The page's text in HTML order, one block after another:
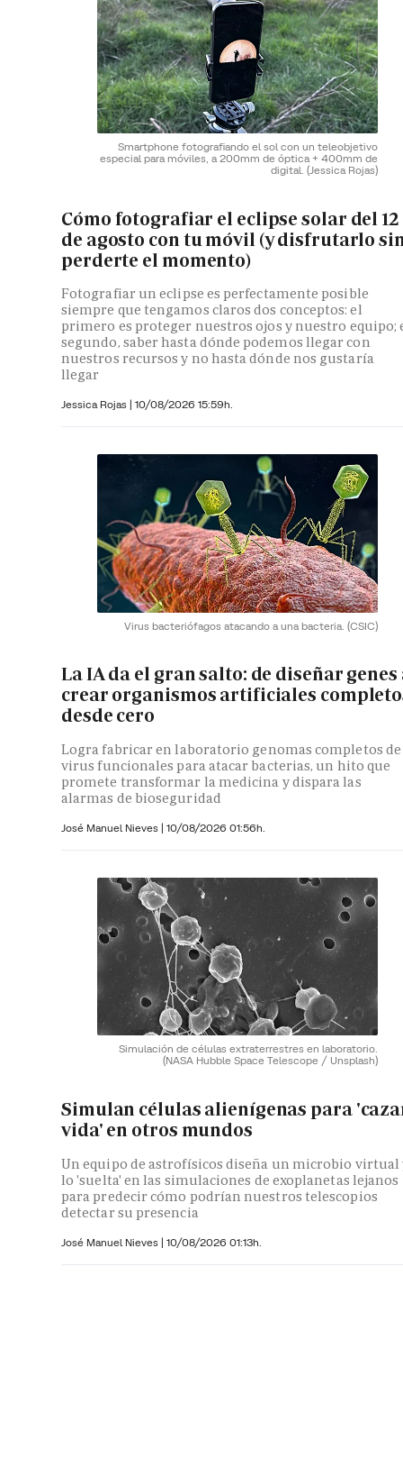
Smartphone fotografiando el sol con un teleobjetivo
especial para móviles, a 200mm de óptica + 400mm de
digital. (Jessica Rojas)
Cómo fotografiar el eclipse solar del 12
de agosto con tu móvil (y disfrutarlo
perderte el momento)
Fotografiar un eclipse es perfectamente posible
siempre que tengamos claros dos conceptos: el
primero es proteger nuestros ojos y nuestro equipo;
segundo, saber hasta dónde podemos llegar con
nuestros recursos y no hasta dónde nos gustaría
llegar
Jessica Rojas | 10/08/2026 15:59h.
Virus bacteriófagos atacando a una bacteria. (CSIC)
La IA da el gran salto: de diseñar genes
crear organismos artificiales
desde cero
Logra fabricar en laboratorio genomas completos de
virus funcionales para atacar bacterias, un hito que
promete transformar la medicina y dispara las
alarmas de bioseguridad
José Manuel Nieves | 10/08/2026 01:56h.
Simulación de células extraterrestres en laboratorio.
(NASA Hubble Space Telescope / Unsplash)
Simulan células alienígenas para
vida' en otros mundos
Un equipo de astrofísicos diseña un microbio virtual
lo 'suelta' en las simulaciones de exoplanetas lejanos
para predecir cómo podrían nuestros telescopios
detectar su presencia
José Manuel Nieves | 10/08/2026 01:13h.